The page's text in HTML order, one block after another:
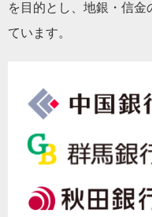
を目的とし、地銀・信
ています。